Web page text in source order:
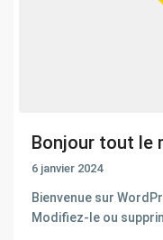
Bonjour tout le
6 janvier 2024
Bienvenue sur
Modifiez-le ou